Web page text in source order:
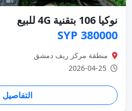
نوكيا 106 بتقنية 4G للبيع
380000 SYP
منطقة مركز ريف دمشق
التفاصيل